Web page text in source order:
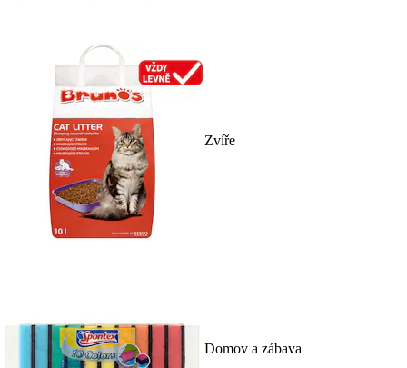
Zvíře
Domov a zábava